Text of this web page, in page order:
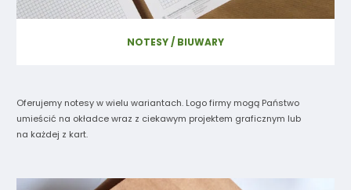
NOTESY / BIUWARY
Oferujemy notesy w wielu wariantach. Logo firmy mogą Państwo
umieścić na okładce wraz z ciekawym projektem graficznym lub
na każdej z kart.